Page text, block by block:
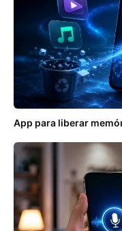
App para liberar